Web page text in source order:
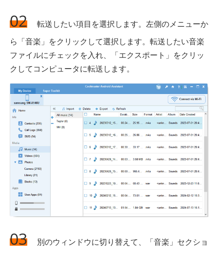
02
転送したい項目を選択します。左側のメニューか
ら「音楽」をクリックして選択します。転送したい音楽
ファイルにチェックを入れ、「エクスポート」をクリッ
クしてコンピュータに転送します。
03
別のウィンドウに切り替えて、「音楽」セクショ